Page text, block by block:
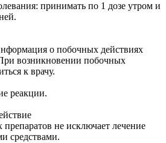
принимать по 1 дозе утром и
о побочных действиях
При возникновении побочных
к врачу.
реакции.
не исключает лечение
средствами.